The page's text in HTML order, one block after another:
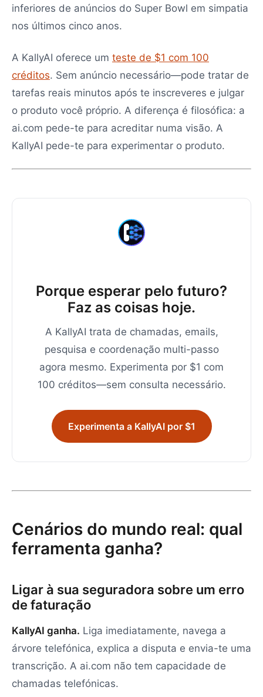
inferiores de anúncios do Super Bowl em simpatia
nos últimos cinco anos.
A KallyAI oferece um teste de $1 com 100
créditos. Sem anúncio necessário—pode tratar de
tarefas reais minutos após te inscreveres e julgar
o produto você próprio. A diferença é filosófica: a
ai.com pede-te para acreditar numa visão. A
KallyAI pede-te para experimentar o produto.
Porque esperar pelo futuro?
Faz as coisas hoje.
A KallyAI trata de chamadas, emails,
pesquisa e coordenação multi-passo
agora mesmo. Experimenta por $1 com
100 créditos—sem consulta necessário.
Experimenta a KallyAI por $1
Cenários do mundo real: qual
ferramenta ganha?
Ligar à sua seguradora sobre um erro
de faturação
KallyAI ganha. Liga imediatamente, navega a
árvore telefónica, explica a disputa e envia-te uma
transcrição. A ai.com não tem capacidade de
chamadas telefónicas.